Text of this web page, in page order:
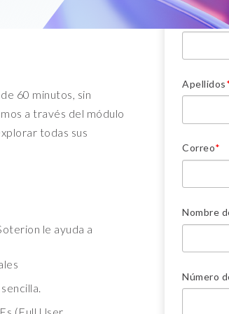
Central
y formación
-
de datos
de la privacidad de sus
en SAP
60 minutos, sin
a través del módulo
todas sus
le ayuda a
Nombre*
Apellidos
Correo*
Nombre
Número